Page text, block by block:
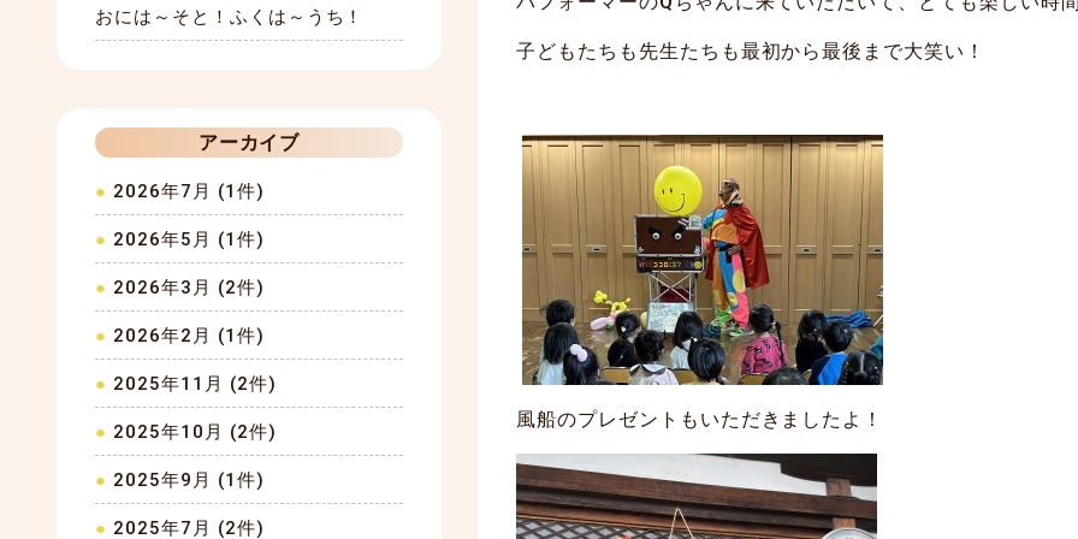
おには～そと！ふくは～うち！
アーカイブ
2026年7月 (1件)
2026年5月 (1件)
2026年3月 (2件)
2026年2月 (1件)
2025年11月 (2件)
2025年10月 (2件)
2025年9月 (1件)
2025年7月 (2件)
子どもたちも先生たちも最初から最後まで大笑い！
風船のプレゼントもいただきましたよ！